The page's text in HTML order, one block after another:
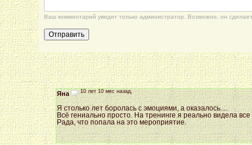
Ваш комментарий увидит только администратор. Возможно, он
Яна 10 лет 10 мес назад,
Я столько лет боролась с эмоциями, а оказалось....
Всё гениально просто. На тренинге я реально видела
Рада, что попала на это мероприятие.